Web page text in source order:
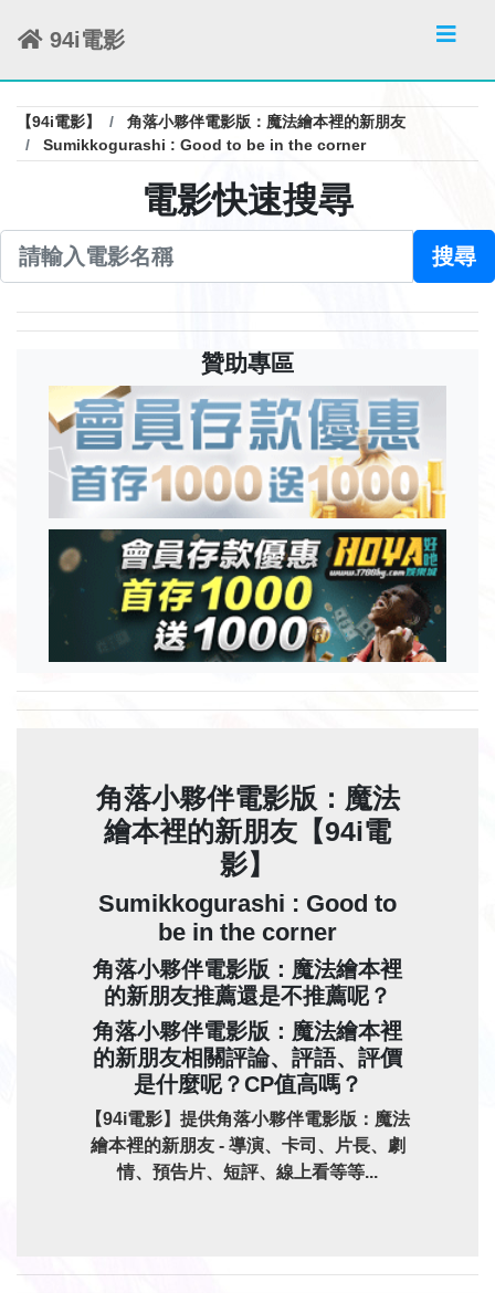
94i電影
【94i電影】
角落小夥伴電影版：魔法繪本裡的新朋友
Sumikkogurashi : Good to be in the corner
電影快速搜尋
搜尋
贊助專區
角落小夥伴電影版：魔法
繪本裡的新朋友【94i電
影】
Sumikkogurashi : Good to
be in the corner
角落小夥伴電影版：魔法繪本裡
的新朋友推薦還是不推薦呢？
角落小夥伴電影版：魔法繪本裡
的新朋友相關評論、評語、評價
是什麼呢？CP值高嗎？
【94i電影】提供角落小夥伴電影版：魔法
繪本裡的新朋友 - 導演、卡司、片長、劇
情、預告片、短評、線上看等等...